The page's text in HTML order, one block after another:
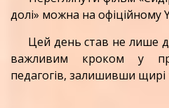
долі» можна на офіційному
Цей день став не лише
важливим кроком у
педагогів, залишивши щирі